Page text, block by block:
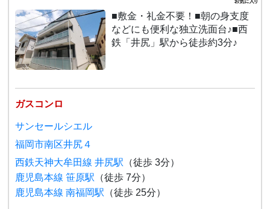
■敷金・礼金不要！■朝の身支度
などにも便利な独立洗面台♪■西
鉄「井尻」駅から徒歩約3分♪
ガスコンロ
サンセールシエル
福岡市南区井尻４
西鉄天神大牟田線 井尻駅 （徒歩 3分）
鹿児島本線 笹原駅 （徒歩 7分）
鹿児島本線 南福岡駅 （徒歩 25分）